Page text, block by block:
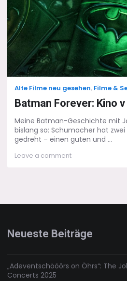
Categories
Alte Filme neu gesehen, Filme &
Batman Forever: Kino
Meine Batman-Geschichte mit
bislang so: Schumacher hat
gedreht – einen guten und ...
Leave a commenton
Neueste Beiträge
„Adeventschööörs on Öhrs“: The
Concerts 2025